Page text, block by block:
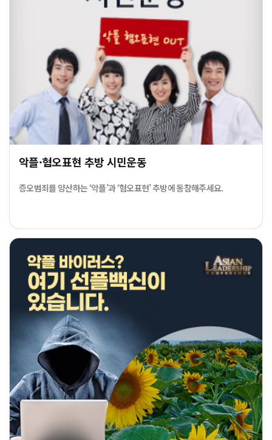
악플·혐오표현 추방 시민운동
증오범죄를 양산하는 ‘악플’과 ‘혐오표현’ 추방에 동참해주세요.